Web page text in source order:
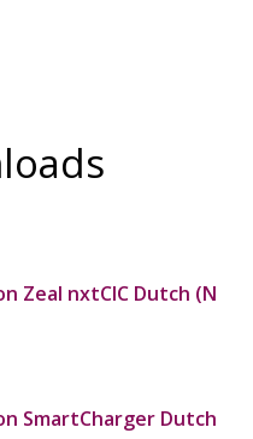
Zeal nxtCIC Dutch (N
SmartCharger Dutch